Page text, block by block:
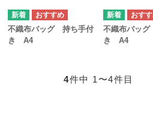
不織布バッグ 持ち手付
き A4
不織布バッ
き A4
4件中 1〜4件目